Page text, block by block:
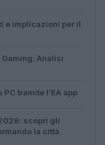
e implicazioni per il
Analisi
tramite l’EA app
scopri gli
la città